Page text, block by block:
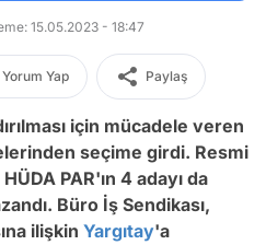
15.05.2023 - 18:47
Yorum Yap Paylaş
için mücadele veren
seçime girdi. Resmi
PAR'ın 4 adayı da
Büro İş Sendikası,
ilişkin Yargıtay'a